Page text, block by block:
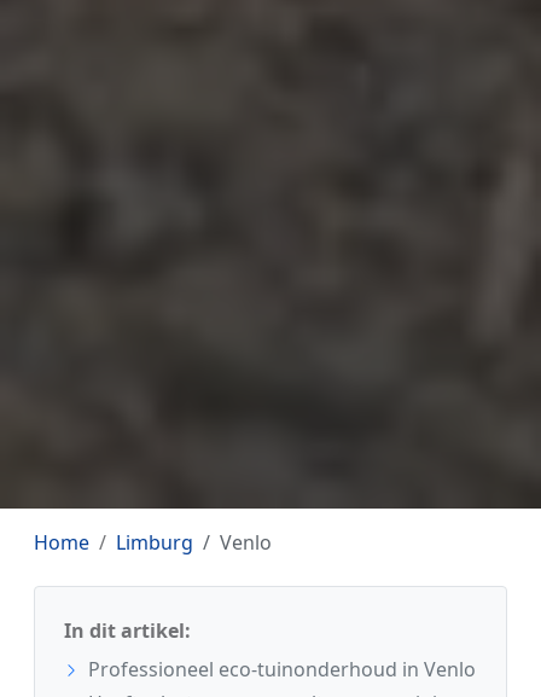
Home Limburg Venlo
In dit artikel:
Professioneel eco-tuinonderhoud in Venlo